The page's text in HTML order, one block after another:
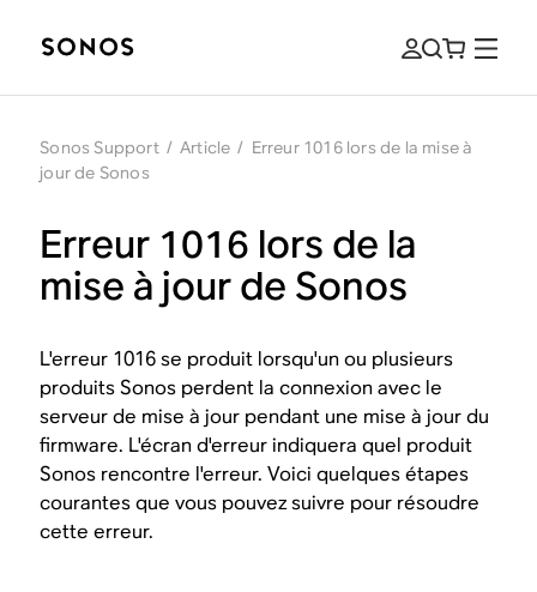
Sonos Support / Article / Erreur 1016 lors de la mise à
jour de Sonos
Erreur 1016 lors de la
mise à jour de Sonos
L'erreur 1016 se produit lorsqu'un ou plusieurs
produits Sonos perdent la connexion avec le
serveur de mise à jour pendant une mise à jour du
firmware. L'écran d'erreur indiquera quel produit
Sonos rencontre l'erreur. Voici quelques étapes
courantes que vous pouvez suivre pour résoudre
cette erreur.